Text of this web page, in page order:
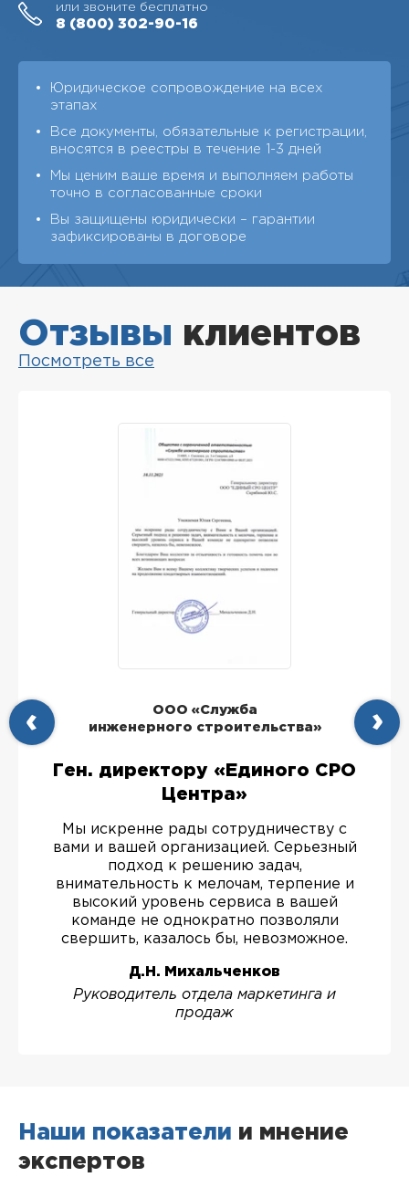
или звоните бесплатно
8 (800) 302-90-16
Юридическое сопровождение на всех
этапах
Все документы, обязательные к регистрации,
вносятся в реестры в течение 1-3 дней
Мы ценим ваше время и выполняем работы
точно в согласованные сроки
Вы защищены юридически – гарантии
зафиксированы в договоре
Отзывы клиентов
Посмотреть все
ООО «Служба
инженерного строительства»
Ген. директору «Единого СРО
Центра»
Мы искренне рады сотрудничеству с
вами и вашей организацией. Серьезный
подход к решению задач,
внимательность к мелочам, терпение и
высокий уровень сервиса в вашей
команде не однократно позволяли
свершить, казалось бы, невозможное.
Д.Н. Михальченков
Руководитель отдела маркетинга и
продаж
Наши показатели и мнение
экспертов